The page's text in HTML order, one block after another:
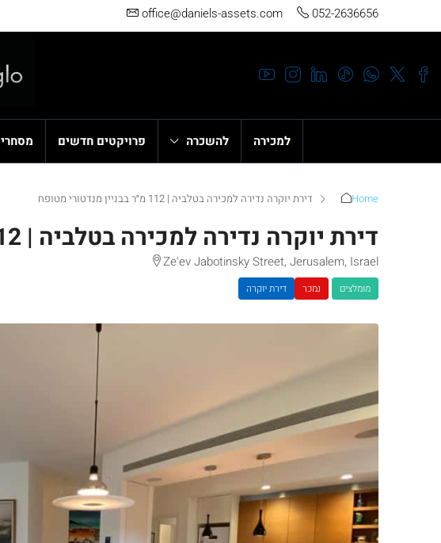
052-2636656
office@daniels-assets.com
למכירה להשכרה פרויקטים חדשים מסחרי
Home דירת יוקרה נדירה למכירה בטלביה | 112 מ״ר בבניין מנדטורי מטופח
דירת יוקרה נדירה למכירה בטלביה | 112 מ״ר בבניין מנדטורי מטופח
Ze'ev Jabotinsky Street, Jerusalem, Israel
מומלצים נמכר דירת יוקרה